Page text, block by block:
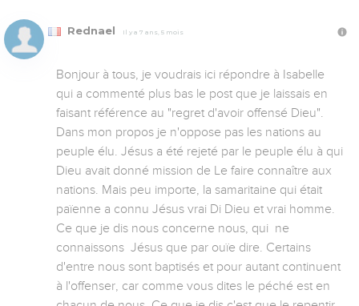
Rednael Il y a 7 ans, 5 mois
Bonjour à tous, je voudrais ici répondre à Isabelle
qui a commenté plus bas le post que je laissais en
faisant référence au "regret d'avoir offensé Dieu".
Dans mon propos je n'oppose pas les nations au
peuple élu. Jésus a été rejeté par le peuple élu à qui
Dieu avait donné mission de Le faire connaître aux
nations. Mais peu importe, la samaritaine qui était
païenne a connu Jésus vrai Di Dieu et vrai homme.
Ce que je dis nous concerne nous, qui  ne
connaissons  Jésus que par ouïe dire. Certains
d'entre nous sont baptisés et pour autant continuent
à l'offenser, car comme vous dites le péché est en